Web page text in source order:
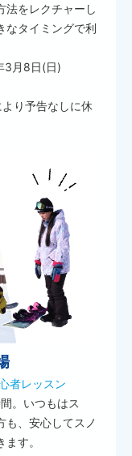
法をレクチャーし
なタイミングで利
3月8日(日)
り予告なしに休
者レッスン
。いつもはス
も、安心してスノ
す。